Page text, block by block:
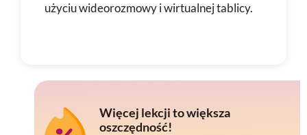
użyciu wideorozmowy i wirtualnej tablicy.
Więcej lekcji to większa
oszczędność!